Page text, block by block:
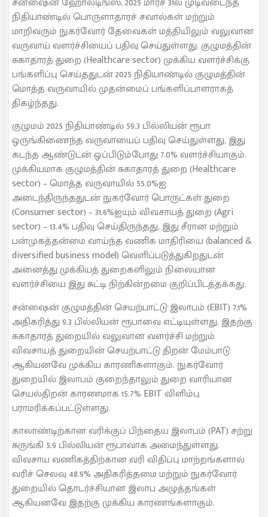
நிதியாண்டில் பொருளாதாரச் சவால்கள் மற்றும்
மாறிவரும் நுகர்வோர் தேவைகள் மத்தியிலும் வலுவான
வருவாய் வளர்ச்சியைப் பதிவு செய்துள்ளது. குழுமத்தின்
சுகாதாரத் துறை (Healthcare sector) முக்கிய வளர்ச்சிக்கு
பங்களிப்பு செய்ததுடன் 2025 நிதியாண்டில் குழுமத்தின்
மொத்த வருவாயில் முதன்மைப் பங்களிப்பாளராகத்
திகழ்ந்தது.
குழுமம் 2025 நிதியாண்டில் 59.3 பில்லியன் ரூபா
ஒருங்கிணைந்த வருவாயைப் பதிவு செய்துள்ளது, இது
கடந்த ஆண்டுடன் ஒப்பிடும்போது 7.0% வளர்ச்சியாகும்.
முக்கியமாக குழுமத்தின் சுகாதாரத் துறை (Healthcare
sector) – மொத்த வருவாயில் 55.0%ஐ
அடைந்திருந்ததுடன் நுகர்வோர் பொருட்கள் துறை
(Consumer sector) – 31.6%ஐயும் விவசாயத் துறை (Agri
sector) – 13.4% பதிவு செய்திருந்தது. இது சீரான மற்றும்
பன்முகத்தன்மை வாய்ந்த வணிக மாதிரியை (balanced &
diversified business model) வெளிப்படுத்துகிறதுடன்
அனைத்து முக்கியத் துறைகளிலும் நிலையான
வளர்ச்சியை இது சுட்டி நிற்கின்றமை குறிப்பிடத்தக்கது.
சன்ஷைன் குழுமத்தின் செயற்பாட்டு இலாபம் (EBIT) 7.1%
அதிகரித்து 9.3 பில்லியன் ரூபாவை எட்டியுள்ளது. இதற்கு
சுகாதாரத் துறையில் வலுவான வளர்ச்சி மற்றும்
விவசாயத் துறையின் செயற்பாட்டு திறன் மேம்பாடு
ஆகியனவே முக்கிய காரணிகளாகும். நுகர்வோர்
துறையில் இலாபம் குறைந்தாலும் துறை வாரியான
செயல்திறன் காரணமாக 15.7% EBIT விளிம்பு
பராமரிக்கப்பட்டுள்ளது.
காலாண்டிற்கான வரிக்குப் பிந்தைய இலாபம் (PAT) சற்று
சுருங்கி 5.9 பில்லியன் ரூபாவாக அமைந்துள்ளது.
விவசாய வணிகத்திற்கான வரி விதிப்பு மாற்றங்களால்
வரிச் செலவு 48.9% அதிகரித்தமை மற்றும் நுகர்வோர்
துறையில் தொடர்ச்சியான இலாப அழுத்தங்கள்
ஆகியனவே இதற்கு முக்கிய காரணங்களாகும்.